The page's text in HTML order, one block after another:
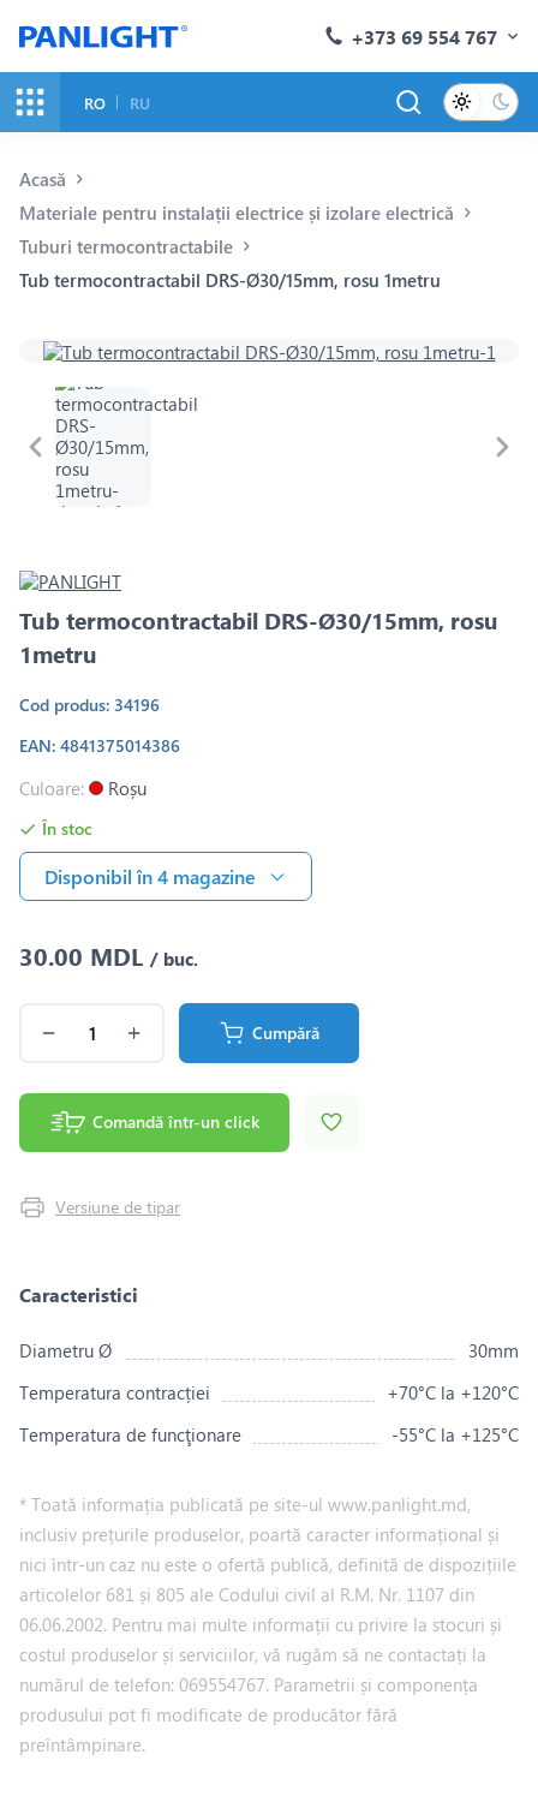
+373 69 554 767
RO RU
Acasă
Materiale pentru instalații electrice și izolare electrică
Tuburi termocontractabile
Tub termocontractabil DRS-Ø30/15mm, rosu 1metru
Tub termocontractabil DRS-Ø30/15mm, rosu
1metru
Cod produs: 34196
EAN: 4841375014386
Culoare: Roșu
În stoc
Disponibil în 4 magazine
30.00 MDL / buc.
Cumpără
Comandă într-un click
Versiune de tipar
Caracteristici
Diametru Ø
30mm
Temperatura contracției
+70°C la +120°C
Temperatura de funcţionare
-55°C la +125°C
* Toată informația publicată pe site-ul www.panlight.md,
inclusiv prețurile produselor, poartă caracter informațional și
nici într-un caz nu este o ofertă publică, definită de dispozițiile
articolelor 681 și 805 ale Codului civil al R.M. Nr. 1107 din
06.06.2002. Pentru mai multe informații cu privire la stocuri și
costul produselor și serviciilor, vă rugăm să ne contactați la
numărul de telefon: 069554767. Parametrii și componența
produsului pot fi modificate de producător fără
preîntâmpinare.